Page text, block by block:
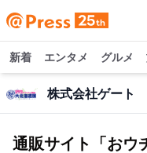
新着 エンタメ グルメ
株式会社ゲート
通販サイト「おウ